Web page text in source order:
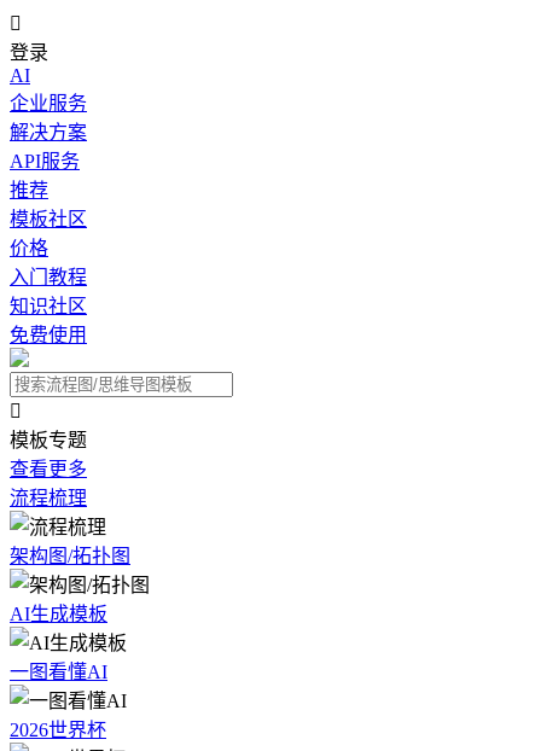

登录
AI
企业服务
解决方案
API服务
推荐
模板社区
价格
入门教程
知识社区
免费使用

模板专题
查看更多
流程梳理
架构图/拓扑图
AI生成模板
一图看懂AI
2026世界杯